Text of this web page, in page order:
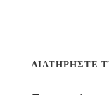
ΔΙΑΤΗΡΉΣΤΕ